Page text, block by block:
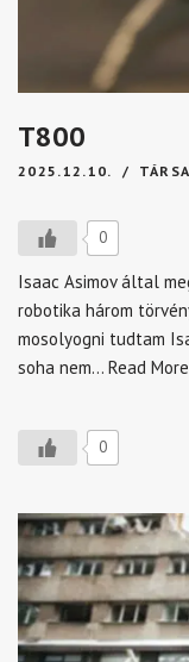
T800
2025.12.10.
0
Isaac Asimov által
robotika három
mosolyogni tudtam
soha nem… Read
0